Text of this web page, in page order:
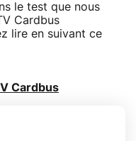
le test que nous
Cardbus
lire en suivant ce
Cardbus